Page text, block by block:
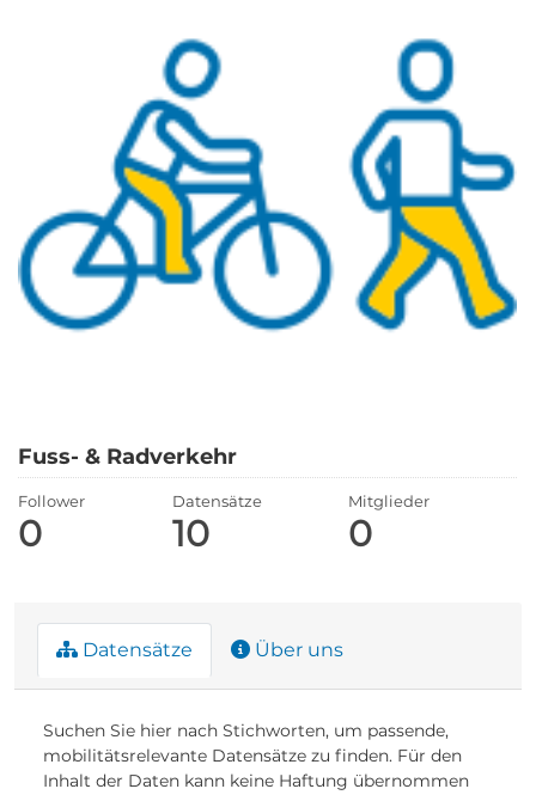
Fuss- & Radverkehr
Follower
0
Datensätze
10
Mitglieder
0
Datensätze Über uns
Suchen Sie hier nach Stichworten, um passende,
mobilitätsrelevante Datensätze zu finden. Für den
Inhalt der Daten kann keine Haftung übernommen